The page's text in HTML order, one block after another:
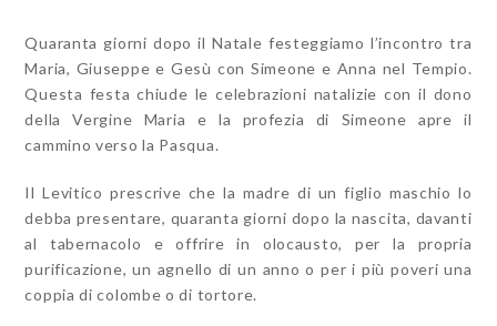
Quaranta giorni dopo il Natale festeggiamo l’incontro tra
Maria, Giuseppe e Gesù con Simeone e Anna nel Tempio.
Questa festa chiude le celebrazioni natalizie con il dono
della Vergine Maria e la profezia di Simeone apre il
cammino verso la Pasqua.
Il Levitico prescrive che la madre di un figlio maschio lo
debba presentare, quaranta giorni dopo la nascita, davanti
al tabernacolo e offrire in olocausto, per la propria
purificazione, un agnello di un anno o per i più poveri una
coppia di colombe o di tortore.